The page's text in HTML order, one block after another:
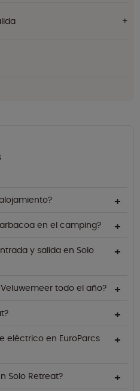
en el camping?
y salida en Solo
todo el año?
eléctrico en EuroParcs
Solo Retreat?